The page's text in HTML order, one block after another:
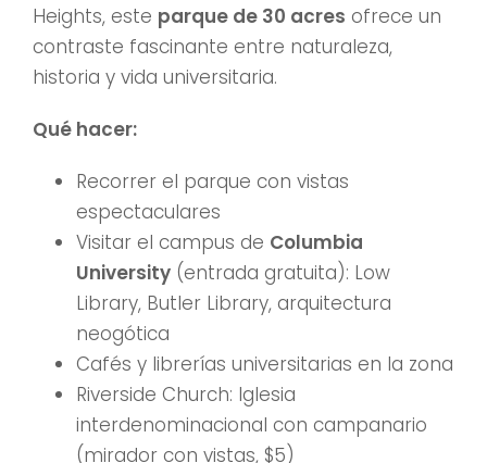
Heights, este parque de 30 acres ofrece un
contraste fascinante entre naturaleza,
historia y vida universitaria.
Qué hacer:
Recorrer el parque con vistas
espectaculares
Visitar el campus de Columbia
University (entrada gratuita): Low
Library, Butler Library, arquitectura
neogótica
Cafés y librerías universitarias en la zona
Riverside Church: Iglesia
interdenominacional con campanario
(mirador con vistas, $5)